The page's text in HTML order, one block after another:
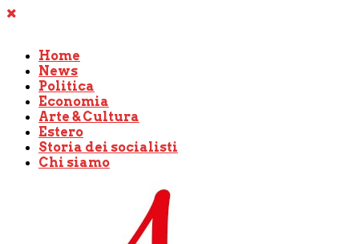
Home
News
Politica
Economia
Arte & Cultura
Estero
Storia dei socialisti
Chi siamo